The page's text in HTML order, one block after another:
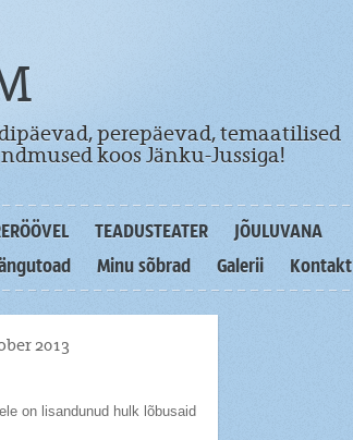
perepäevad, temaatilised
koos Jänku-Jussiga!
TEADUSTEATER
JÕULUVANA
Minu sõbrad Galerii Kontakt
2013
on lisandunud hulk lõbusaid